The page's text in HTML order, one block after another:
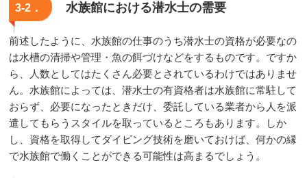
3-2． 水族館における潜水士の需要
前述したように、水族館の仕事のうち潜水士の資格が必要なの
は水槽の清掃や管理・魚の餌づけなどをするものです。ですか
ら、人数としてはたくさん必要とされているわけではありませ
ん。水族館によっては、潜水士の有資格者は水族館に常駐して
おらず、必要になったときだけ、委託している業者から人を派
遣してもらうスタイルを取っているところもあります。しか
し、資格を取得してダイビング技術を磨いておけば、何かの縁
で水族館で働くことができる可能性は高まるでしょう。